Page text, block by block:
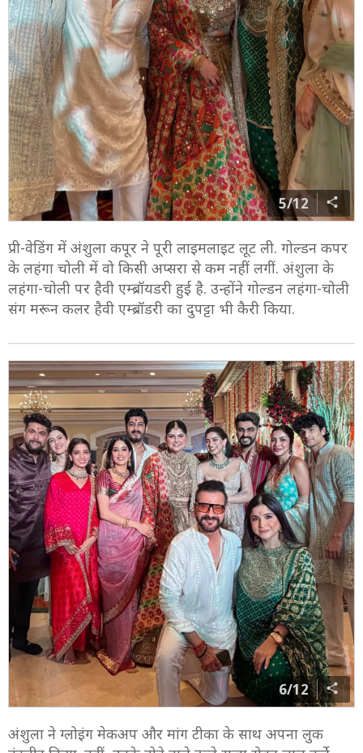
5/12
प्री-वेडिंग में अंशुला कपूर ने पूरी लाइमलाइट लूट ली. गोल्डन कपर
के लहंगा चोली में वो किसी अप्सरा से कम नहीं लगीं. अंशुला के
लहंगा-चोली पर हैवी एम्ब्रॉयडरी हुई है. उन्होंने गोल्डन लहंगा-चोली
संग मरून कलर हैवी एम्ब्रॉडरी का दुपट्टा भी कैरी किया.
6/12
अंशुला ने ग्लोइंग मेकअप और मांग टीका के साथ अपना लुक